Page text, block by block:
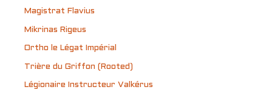
Magistrat Flavius
Mikrinas Rigeus
Ortho le Légat Impérial
Trière du Griffon (Rooted)
Légionaire Instructeur Valkérus